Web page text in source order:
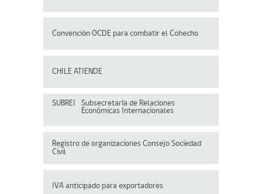
Convención OCDE para combatir el Cohecho
CHILE ATIENDE
SUBREI
Subsecretaría de Relaciones
Económicas Internacionales
Registro de organizaciones Consejo Sociedad
Civil
IVA anticipado para exportadores